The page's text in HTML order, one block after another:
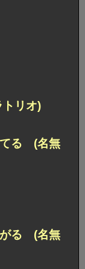
リオ)
てる (名無
がる (名無